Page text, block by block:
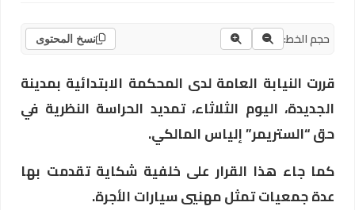
حجم الخط: نسخ المحتوى
قررت النيابة العامة لدى المحكمة الابتدائية بمدينة
الجديدة، اليوم الثلاثاء، تمديد الحراسة النظرية في
حق “الستريمر” إلياس المالكي.
كما جاء هذا القرار على خلفية شكاية تقدمت بها
عدة جمعيات تمثل مهنيي سيارات الأجرة.